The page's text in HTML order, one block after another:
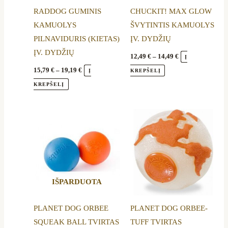
RADDOG GUMINIS
KAMUOLYS
PILNAVIDURIS (KIETAS)
ĮV. DYDŽIŲ
15,79€ – 19,19€ Į
KREPŠELĮ
may
be
chosen
on
the
CHUCKIT! MAX GLOW
ŠVYTINTIS KAMUOLYS
ĮV. DYDŽIŲ
12,49 € – 14,49 € Į
KREPŠELĮ
may
be
chosen
on
IŠPARDUOTA
PLANET DOG ORBEE
SQUEAK BALL TVIRTAS
has
multiple
variants.
The
may
be
PLANET DOG ORBEE-
TUFF TVIRTAS
Price
range:
16,89 €
through
20,29 €
This
product
has
multiple
variants.
The
may
be